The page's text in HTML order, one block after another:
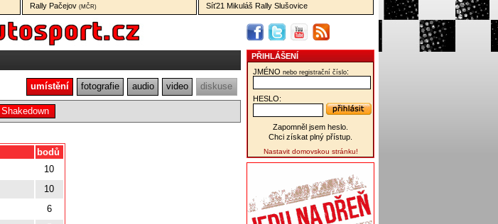
Rally Pačejov (MČR)
Síť21 Mikuláš Rally Slušovice
umístění fotografie audio video diskuse
Shakedown
bodů
10
10
6
PŘIHLÁŠENÍ
JMÉNO nebo registrační číslo:
HESLO:
Zapomněl jsem heslo.
Chci získat plný přístup.
Nastavit domovskou stránku!